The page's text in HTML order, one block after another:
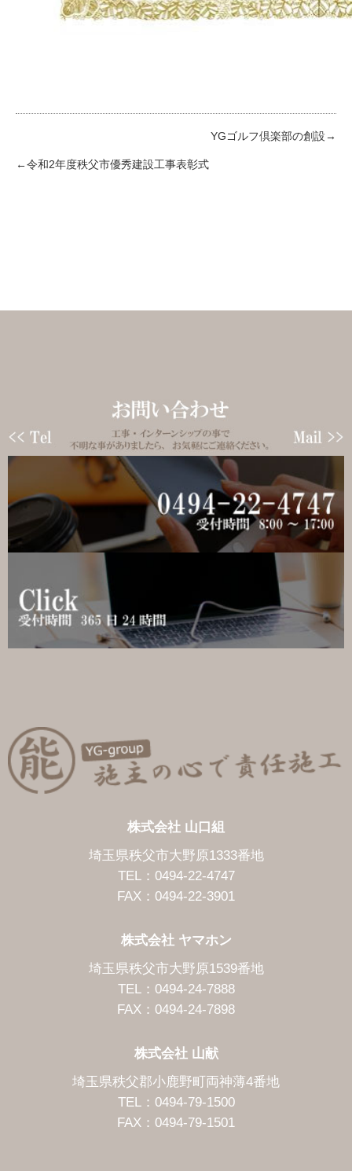
YGゴルフ倶楽部の創設
令和2年度秩父市優秀建設工事表彰式
株式会社 山口組
埼玉県秩父市大野原1333番地
TEL：0494-22-4747
FAX：0494-22-3901
株式会社 ヤマホン
埼玉県秩父市大野原1539番地
TEL：0494-24-7888
FAX：0494-24-7898
株式会社 山献
埼玉県秩父郡小鹿野町両神薄4番地
TEL：0494-79-1500
FAX：0494-79-1501